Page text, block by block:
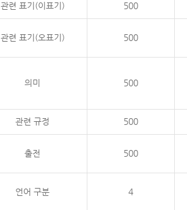
관련 표기(이표기) 500
관련 표기(오표기) 500
의미 500
관련 규정 500
출전 500
언어 구분 4